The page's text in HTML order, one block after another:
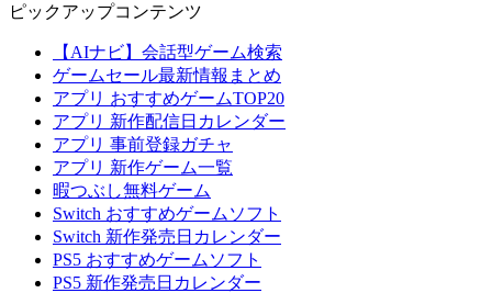
ピックアップコンテンツ
【AIナビ】会話型ゲーム検索
ゲームセール最新情報まとめ
アプリ おすすめゲームTOP20
アプリ 新作配信日カレンダー
アプリ 事前登録ガチャ
アプリ 新作ゲーム一覧
暇つぶし無料ゲーム
Switch おすすめゲームソフト
Switch 新作発売日カレンダー
PS5 おすすめゲームソフト
PS5 新作発売日カレンダー